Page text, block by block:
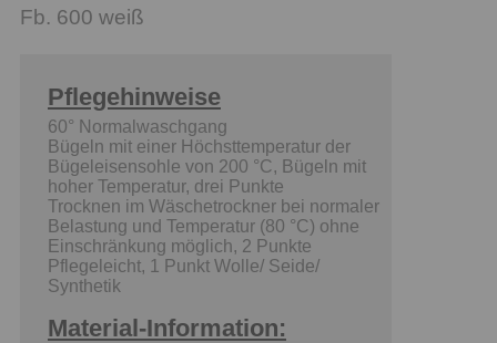
Fb. 600 weiß
Pflegehinweise
60° Normalwaschgang
Bügeln mit einer Höchsttemperatur der
Bügeleisensohle von 200 °C, Bügeln mit
hoher Temperatur, drei Punkte
Trocknen im Wäschetrockner bei normaler
Belastung und Temperatur (80 °C) ohne
Einschränkung möglich, 2 Punkte
Pflegeleicht, 1 Punkt Wolle/ Seide/
Synthetik
Material-Information: